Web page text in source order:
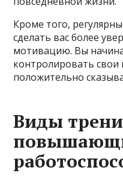
Кроме того,
сделать вас более
мотивацию. Вы
контролировать свои
положительно
Виды